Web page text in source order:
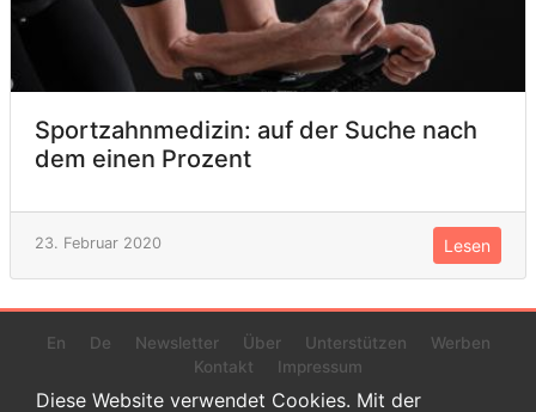
Sportzahnmedizin: auf der Suche nach
dem einen Prozent
23. Februar 2020 Lesen
En De Newsletter Über Unterstützen
Werben
Kontakt
Impressum
Diese Website verwendet Cookies. Mit der